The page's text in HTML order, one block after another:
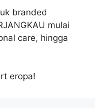
branded
mulai
care, hingga
eropa!